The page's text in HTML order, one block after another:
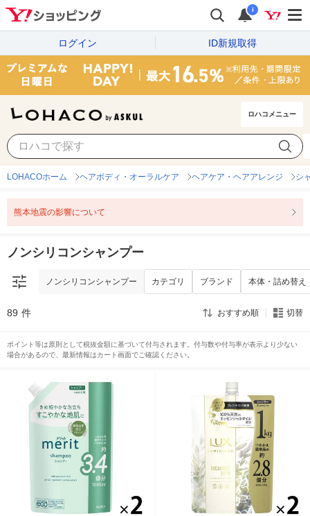
i
ログイン ID新規取得
ロハコメニュー
ノンシリコンシャンプー 本体・詰め替え
LOHACOホーム ヘアボディ・オーラルケア ヘアケア・ヘアアレンジ シ
熊本地震の影響について
ノンシリコンシャンプー
ノンシリコンシャンプー カテゴリ ブランド 本体・詰め替え
89 件 おすすめ順 切替
ポイント等は原則として税抜金額に基づいて付与されます。付与数や付与率が表示より少ない
場合があるので、最新情報はカート画面でご確認ください。